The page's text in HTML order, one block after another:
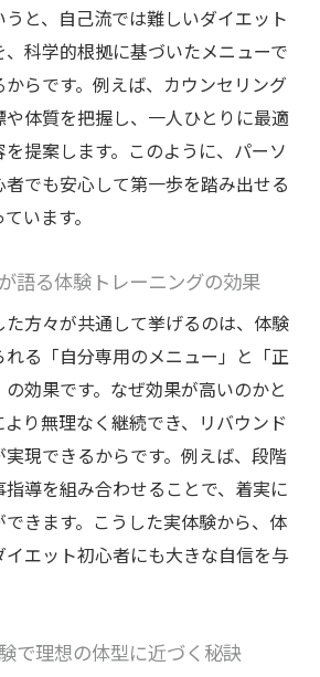
べるパーソナルジムの特徴まと
ジムとの違いを比較するポイン
ニングがあるジムの見極め方
トレーナーとの相性を重視しよ
たプランで理想の体型を実現
グなら続けやすさ抜群
ジム体験で継続力アップを実感
安心な体験トレーニングの流れ
パーソナルジムのポイント解説
が習慣化する体験プログラムの
ジムとの違いを体験比較
ニングで新しい自分に出会う
目指す女性に最適な方法
ーソナルジムが人気の理由
と、自己流では難しいダイエット
科学的根拠に基づいたメニューで
らです。例えば、カウンセリング
体質を把握し、一人ひとりに最適
提案します。このように、パーソ
でも安心して第一歩を踏み出せる
います。
語る体験トレーニングの効果
方々が共通して挙げるのは、体験
れる「自分専用のメニュー」と「正
効果です。なぜ効果が高いのかと
り無理なく継続でき、リバウンド
現できるからです。例えば、段階
導を組み合わせることで、着実に
きます。こうした実体験から、体
エット初心者にも大きな自信を与
で理想の体型に近づく秘訣